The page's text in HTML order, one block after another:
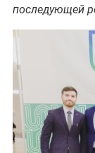
последующей